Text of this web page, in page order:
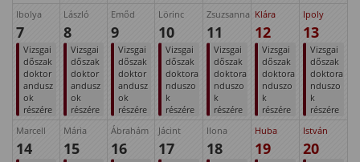
Ibolya
7
Vizsgai
dőszak
doktor
andusz
ok
részére
László
8
Vizsgai
dőszak
doktor
andusz
ok
részére
Emőd
9
Vizsgai
dőszak
doktor
andusz
ok
részére
Lörinc
10
Vizsgai
dőszak
doktora
nduszo
k
részére
Zsuzsanna
11
Vizsgai
dőszak
doktora
nduszo
k
részére
Klára
12
Vizsgai
dőszak
doktora
nduszo
k
részére
Ipoly
13
Vizsgai
dőszak
doktora
nduszo
k
részére
Marcell
14
Mária
15
Ábrahám
16
Jácint
17
Ilona
18
Huba
19
István
20